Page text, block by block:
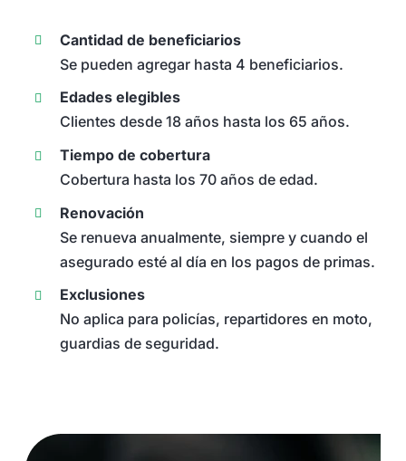
Cantidad de beneficiarios
Se pueden agregar hasta 4 beneficiarios.
Edades elegibles
Clientes desde 18 años hasta los 65 años.
Tiempo de cobertura
Cobertura hasta los 70 años de edad.
Renovación
Se renueva anualmente, siempre y cuando el
asegurado esté al día en los pagos de primas.
Exclusiones
No aplica para policías, repartidores en moto,
guardias de seguridad.